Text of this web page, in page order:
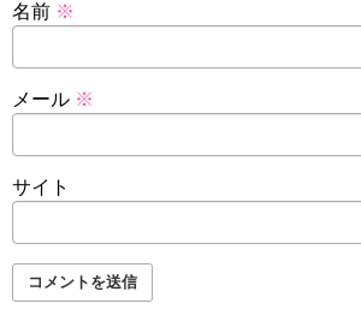
名前 ※
メール ※
サイト